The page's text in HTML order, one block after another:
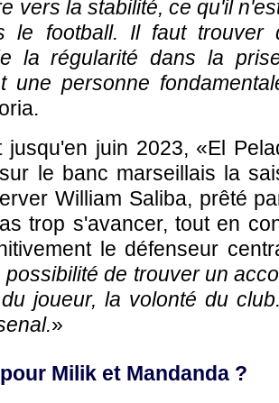
vers la stabilité, ce qu'il
le football. Il faut
la régularité dans la
une personne
jusqu'en juin 2023, «El
le banc marseillais la
William Saliba, prêté
trop s'avancer, tout en
le défenseur
possibilité de trouver un
joueur, la volonté du
»
Milik et Mandanda ?